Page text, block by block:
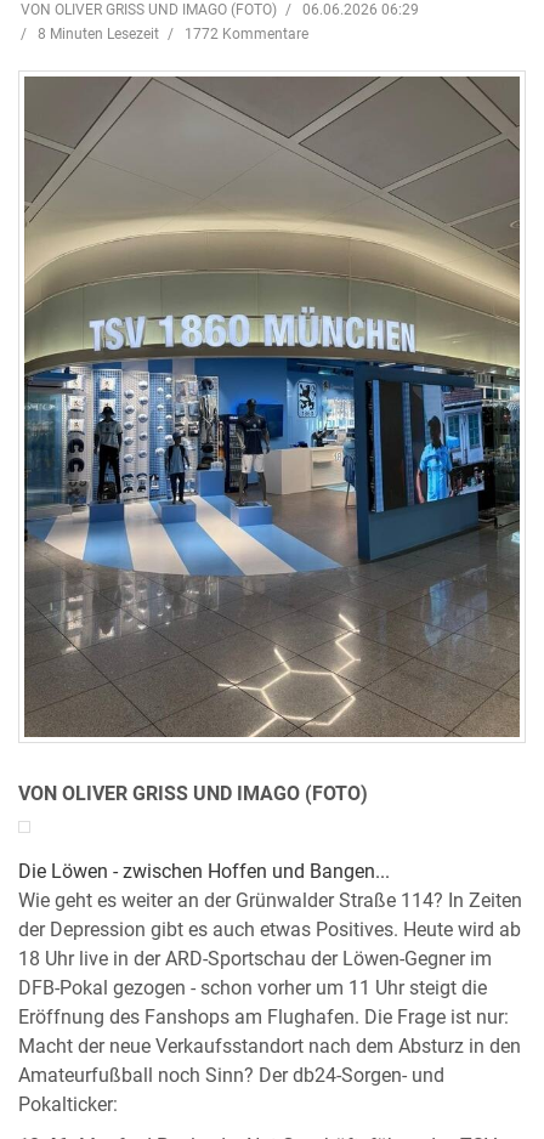
VON OLIVER GRISS UND IMAGO (FOTO)
06.06.2026 06:29
8 Minuten Lesezeit
1772 Kommentare
VON OLIVER GRISS UND IMAGO (FOTO)
Die Löwen - zwischen Hoffen und Bangen...
Wie geht es weiter an der Grünwalder Straße 114? In Zeiten
der Depression gibt es auch etwas Positives. Heute wird ab
18 Uhr live in der ARD-Sportschau der Löwen-Gegner im
DFB-Pokal gezogen - schon vorher um 11 Uhr steigt die
Eröffnung des Fanshops am Flughafen. Die Frage ist nur:
Macht der neue Verkaufsstandort nach dem Absturz in den
Amateurfußball noch Sinn? Der db24-Sorgen- und
Pokalticker: